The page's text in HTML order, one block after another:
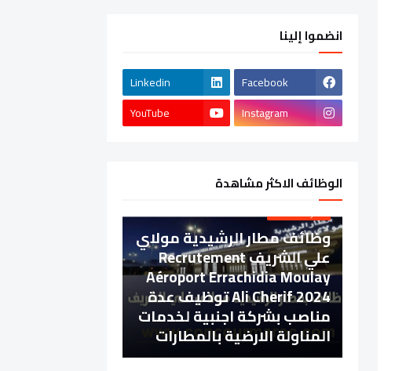
انضموا إلينا
Facebook
Linkedin
Instagram
YouTube
الوظائف الاكثر مشاهدة
الشركات الخاصة
وظائف مطار الرشيدية مولاي
علي الشريف Recrutement
Aéroport Errachidia Moulay
Ali Cherif 2024 توظيف عدة
مناصب بشركة اجنبية لخدمات
المناولة الارضية بالمطارات